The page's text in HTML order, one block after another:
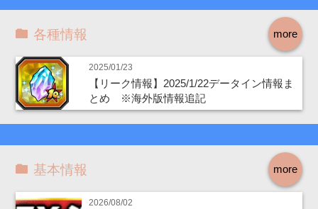
more
各種情報
2025/01/23
【リーク情報】2025/1/22データイン情報ま
とめ ※海外版情報追記
more
基本情報
2026/08/02